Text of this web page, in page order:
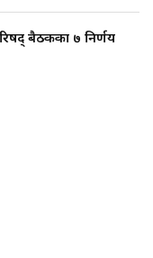
बैठकका ७ निर्णय